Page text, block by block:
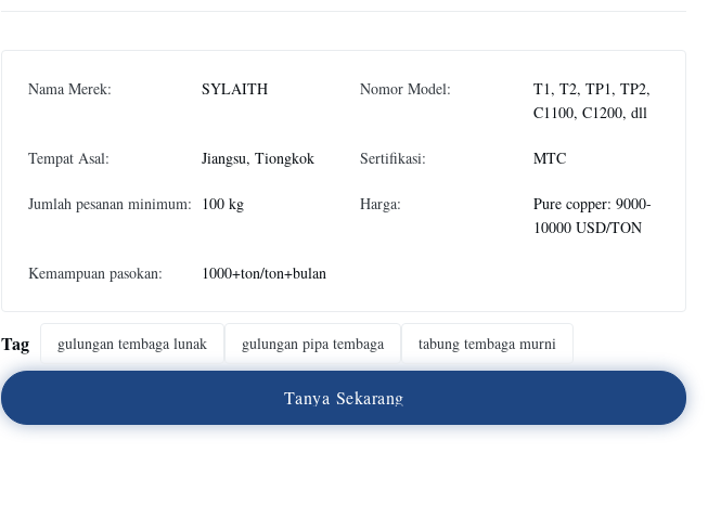
Nama Merek: SYLAITH Nomor Model:
T1, T2, TP1, TP2,
C1100, C1200, dll
Tempat Asal: Jiangsu, Tiongkok Sertifikasi: MTC
Jumlah pesanan minimum: 100 kg Harga:
Pure copper: 9000-
10000 USD/TON
Kemampuan pasokan: 1000+ton/ton+bulan
Tag gulungan tembaga lunak gulungan pipa tembaga tabung tembaga murni
Tanya Sekarang